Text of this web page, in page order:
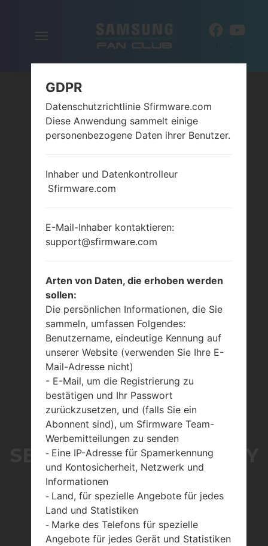
SERIE SAMSUNGGALAXY
TAB PRO 8.4
Startseite → Serie →Galaxy Tab Pro 8.4
GDPR
Datenschutzrichtlinie Sfirmware.com
Diese Anwendung sammelt einige
personenbezogene Daten ihrer Benutzer.
Inhaber und Datenkontrolleur
Sfirmware.com
E-Mail-Inhaber kontaktieren:
support@sfirmware.com
Arten von Daten, die erhoben werden
sollen:
Die persönlichen Informationen, die Sie
sammeln, umfassen Folgendes:
Benutzername, eindeutige Kennung auf
unserer Website (verwenden Sie Ihre E-
Mail-Adresse nicht)
- E-Mail, um die Registrierung zu
bestätigen und Ihr Passwort
zurückzusetzen, und (falls Sie ein
Abonnent sind), um Sfirmware Team-
Werbemitteilungen zu senden
- Eine IP-Adresse für Spamerkennung
und Kontosicherheit, Netzwerk und
Informationen
- Land, für spezielle Angebote für jedes
Land und Statistiken
- Marke des Telefons für spezielle
Angebote für jedes Gerät und Statistiken